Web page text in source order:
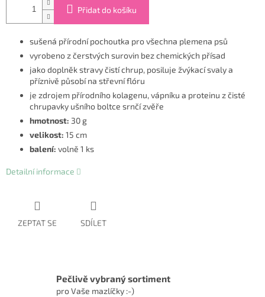
Přidat do košíku
sušená přírodní pochoutka pro všechna plemena psů
vyrobeno z čerstvých surovin bez chemických přísad
jako doplněk stravy čistí chrup, posiluje žvýkací svaly a
příznivě působí na střevní flóru
je zdrojem přírodního kolagenu, vápníku a proteinu z čisté
chrupavky ušního boltce srnčí zvěře
hmotnost: 30 g
velikost: 15 cm
balení: volně 1 ks
Detailní informace
ZEPTAT SE SDÍLET
Pečlivě vybraný sortiment
pro Vaše mazlíčky :-)